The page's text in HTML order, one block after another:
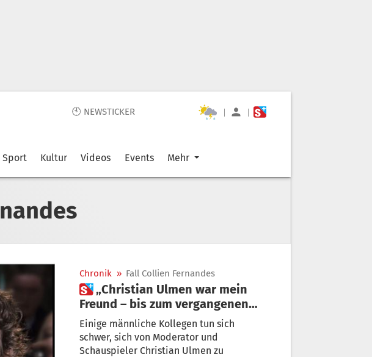
🕙 NEWSTICKER | |
Sport Kultur Videos Events Mehr
Chronik » Fall Collien Fernandes
 „Christian Ulmen war mein
Freund – bis zum vergangenen
Donnerstag“
Einige männliche Kollegen tun sich
schwer, sich von Moderator und
Schauspieler Christian Ulmen zu